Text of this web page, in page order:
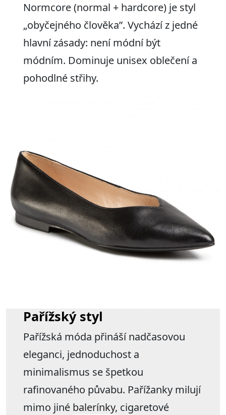
Normcore (normal + hardcore) je styl
„obyčejného člověka”. Vychází z jedné
hlavní zásady: není módní být
módním. Dominuje unisex oblečení a
pohodlné střihy.
Pařížský styl
Pařížská móda přináší nadčasovou
eleganci, jednoduchost a
minimalismus se špetkou
rafinovaného půvabu. Pařížanky milují
mimo jiné balerínky, cigaretové